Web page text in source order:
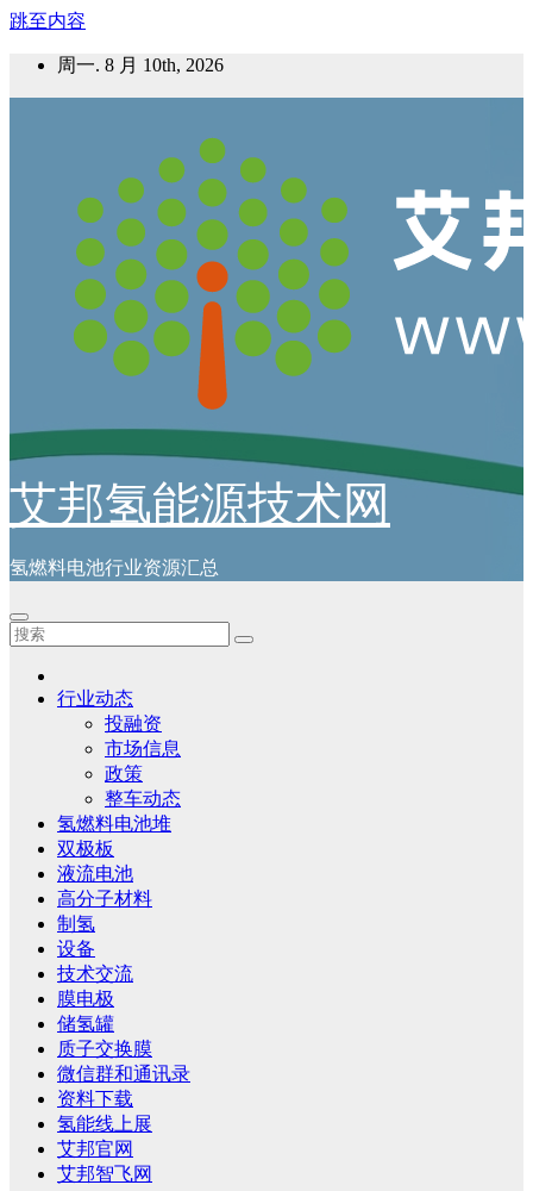
跳至内容
周一. 8 月 10th, 2026
艾邦氢能源技术网
氢燃料电池行业资源汇总
行业动态
投融资
市场信息
政策
整车动态
氢燃料电池堆
双极板
液流电池
高分子材料
制氢
设备
技术交流
膜电极
储氢罐
质子交换膜
微信群和通讯录
资料下载
氢能线上展
艾邦官网
艾邦智飞网